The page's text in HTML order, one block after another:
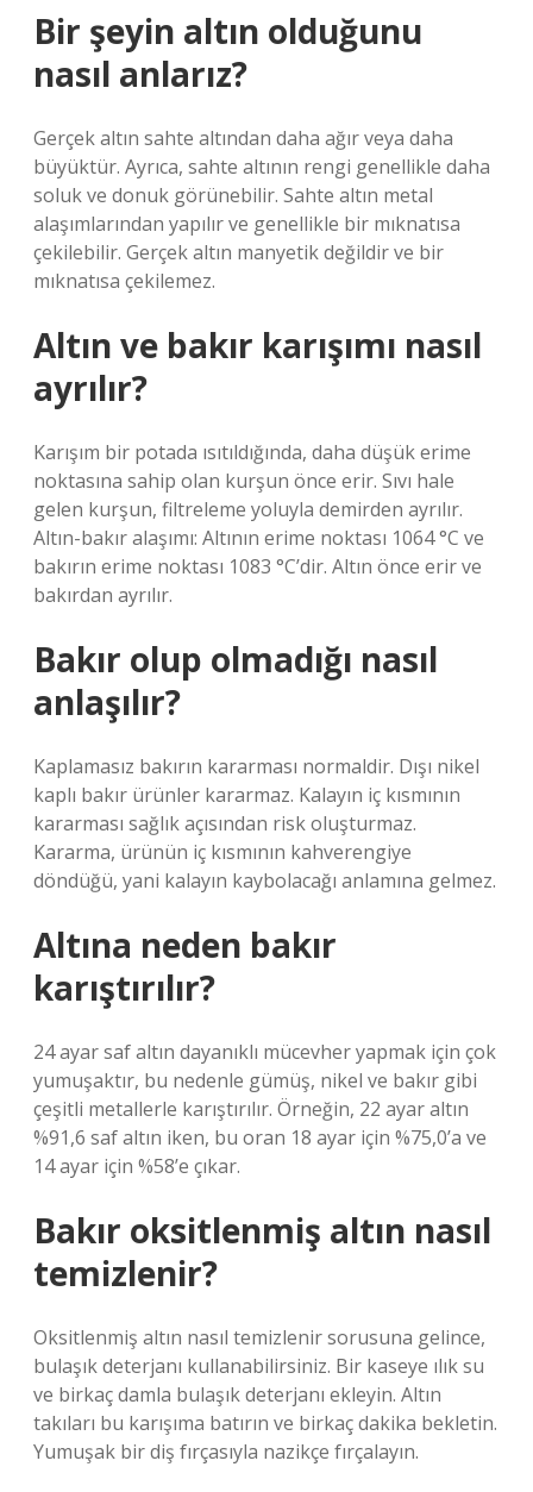
Bir şeyin altın olduğunu
nasıl anlarız?
Gerçek altın sahte altından daha ağır veya daha
büyüktür. Ayrıca, sahte altının rengi genellikle daha
soluk ve donuk görünebilir. Sahte altın metal
alaşımlarından yapılır ve genellikle bir mıknatısa
çekilebilir. Gerçek altın manyetik değildir ve bir
mıknatısa çekilemez.
Altın ve bakır karışımı nasıl
ayrılır?
Karışım bir potada ısıtıldığında, daha düşük erime
noktasına sahip olan kurşun önce erir. Sıvı hale
gelen kurşun, filtreleme yoluyla demirden ayrılır.
Altın-bakır alaşımı: Altının erime noktası 1064 °C ve
bakırın erime noktası 1083 °C’dir. Altın önce erir ve
bakırdan ayrılır.
Bakır olup olmadığı nasıl
anlaşılır?
Kaplamasız bakırın kararması normaldir. Dışı nikel
kaplı bakır ürünler kararmaz. Kalayın iç kısmının
kararması sağlık açısından risk oluşturmaz.
Kararma, ürünün iç kısmının kahverengiye
döndüğü, yani kalayın kaybolacağı anlamına gelmez.
Altına neden bakır
karıştırılır?
24 ayar saf altın dayanıklı mücevher yapmak için çok
yumuşaktır, bu nedenle gümüş, nikel ve bakır gibi
çeşitli metallerle karıştırılır. Örneğin, 22 ayar altın
%91,6 saf altın iken, bu oran 18 ayar için %75,0’a ve
14 ayar için %58’e çıkar.
Bakır oksitlenmiş altın nasıl
temizlenir?
Oksitlenmiş altın nasıl temizlenir sorusuna gelince,
bulaşık deterjanı kullanabilirsiniz. Bir kaseye ılık su
ve birkaç damla bulaşık deterjanı ekleyin. Altın
takıları bu karışıma batırın ve birkaç dakika bekletin.
Yumuşak bir diş fırçasıyla nazikçe fırçalayın.